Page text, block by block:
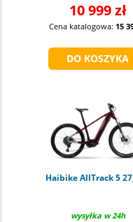
10 999 zł
Cena katalogowa: 15
Haibike AllTrack 5
wysyłka w 24h